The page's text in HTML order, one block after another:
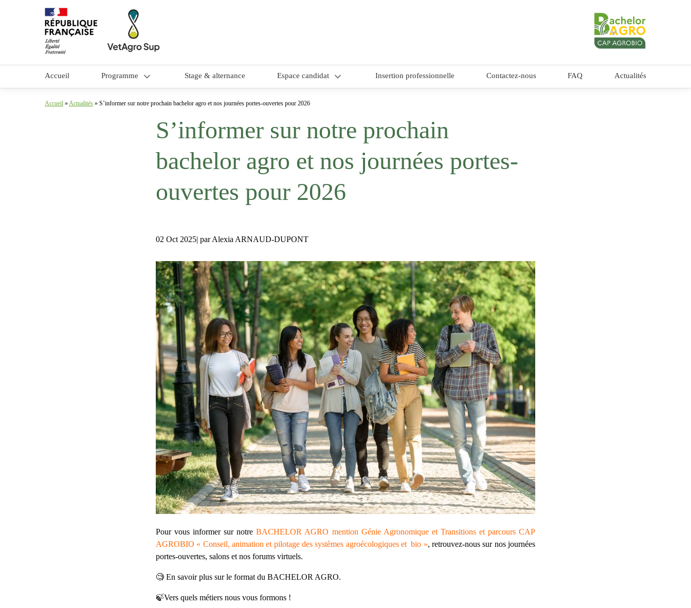
Accueil Programme
Méthodes pédagogiques
Stage & alternance Espace candidat
3/ CAP candidat – dossier de
candidature
Insertion professionnelle Contactez-nous FAQ Actualités
Accueil »Actualités » S’informer sur notre prochain bachelor agro et nos journées portes-ouvertes pour 2026
S’informer sur notre prochain
bachelor agro et nos journées portes-
ouvertes pour 2026
02 Oct 2025 | parAlexia ARNAUD-DUPONT
Pour vous informer sur notreBACHELOR AGRO mention Génie Agronomique et Transitions et parcours CAP
AGROBIO « Conseil, animation et pilotage des systèmes agroécologiques et bio », retrouvez-nous sur nos journées
portes-ouvertes, salons et nos forums virtuels.
🧐 En savoir plus sur le format du BACHELOR AGRO.
🍃Vers quels métiers nous vous formons !